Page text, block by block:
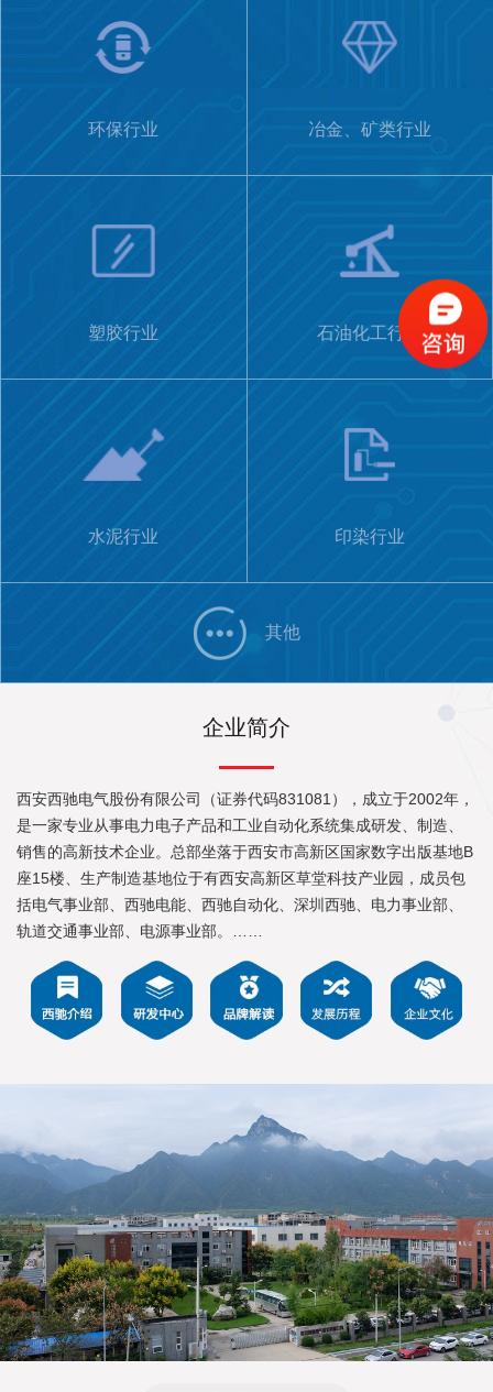
环保行业 冶金、矿类行业
塑胶行业 石油化工行业
水泥行业 印染行业
其他
企业简介
西安西驰电气股份有限公司（证券代码831081），成立于2002年，
是一家专业从事电力电子产品和工业自动化系统集成研发、制造、
销售的高新技术企业。总部坐落于西安市高新区国家数字出版基地B
座15楼、生产制造基地位于有西安高新区草堂科技产业园，成员包
括电气事业部、西驰电能、西驰自动化、深圳西驰、电力事业部、
轨道交通事业部、电源事业部。……